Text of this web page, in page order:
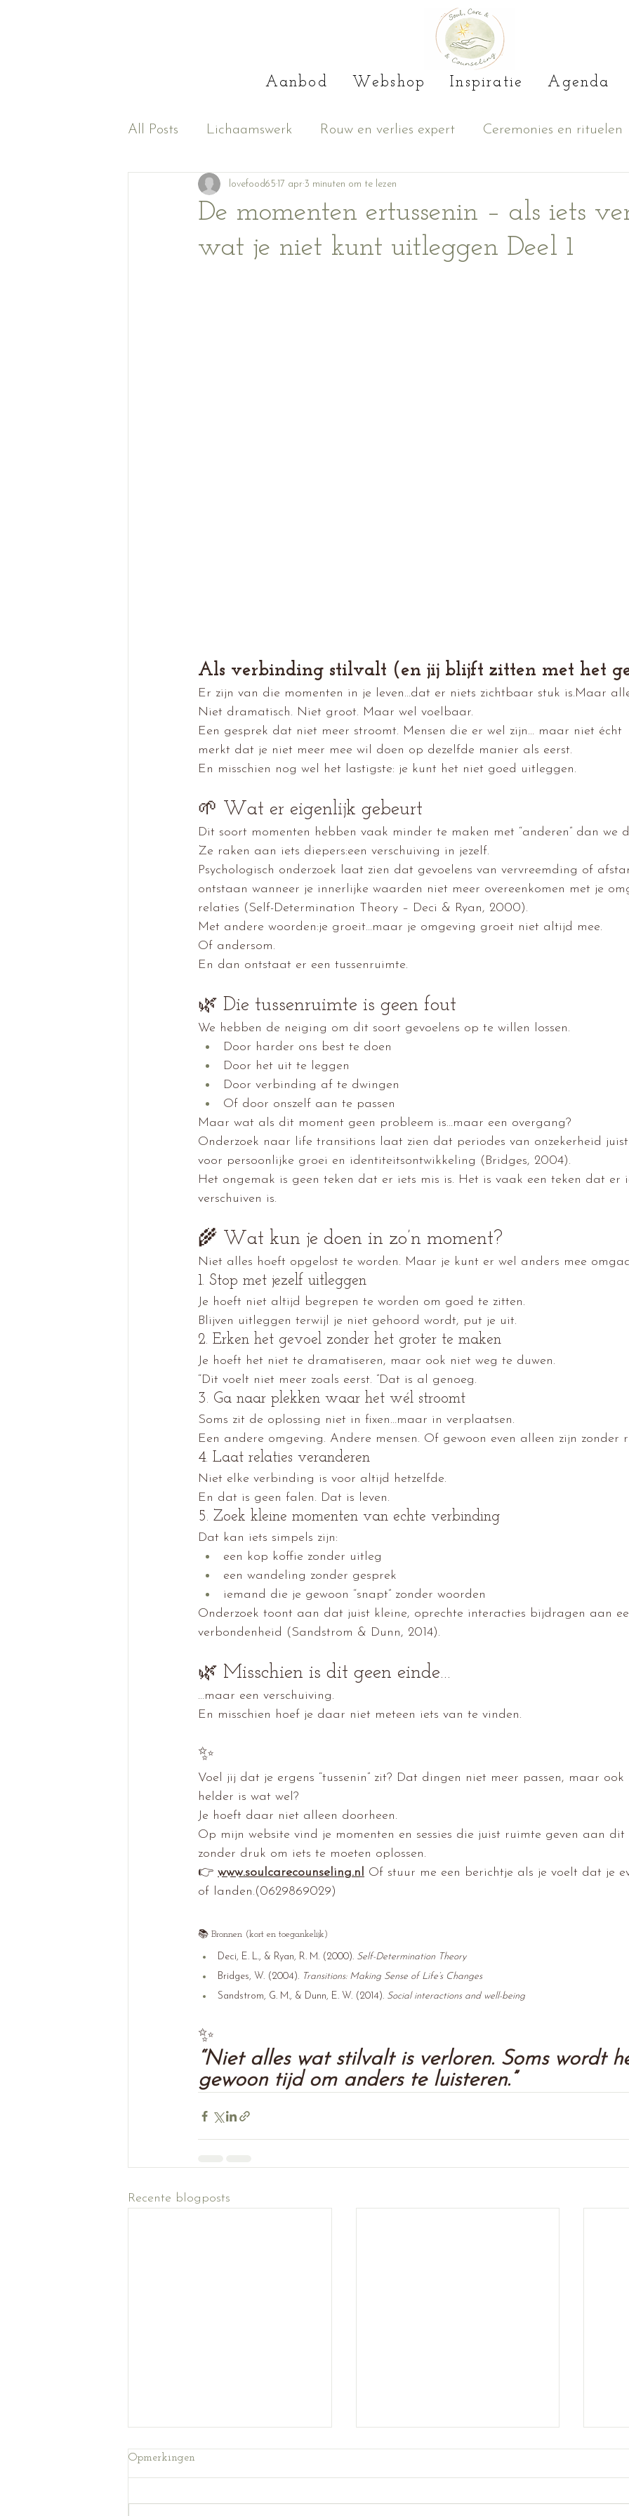
Aanbod Webshop Inspiratie Agenda
All Posts Lichaamswerk Rouw en verlies expert Ceremonies en rituelen
Kaartlegging Persoonlijke groei
De momenten ertussenin – als iets
wat je niet kunt uitleggen Deel 1
lovefood65 17 apr 3 minuten om te lezen
Als verbinding stilvalt (en jij blijft zitten met het
Er zijn van die momenten in je leven…dat er niets zichtbaar stuk is.Maar
Niet dramatisch. Niet groot. Maar wel voelbaar.
Een gesprek dat niet meer stroomt. Mensen die er wel zijn… maar niet écht
merkt dat je niet meer mee wil doen op dezelfde manier als eerst.
En misschien nog wel het lastigste: je kunt het niet goed uitleggen.
🌱 Wat er eigenlijk gebeurt
Dit soort momenten hebben vaak minder te maken met “anderen” dan we
Ze raken aan iets diepers:een verschuiving in jezelf.
Psychologisch onderzoek laat zien dat gevoelens van vervreemding of
ontstaan wanneer je innerlijke waarden niet meer overeenkomen met je
relaties (Self-Determination Theory – Deci & Ryan, 2000).
Met andere woorden:je groeit…maar je omgeving groeit niet altijd mee.
Of andersom.
En dan ontstaat er een tussenruimte.
🌿 Die tussenruimte is geen fout
We hebben de neiging om dit soort gevoelens op te willen lossen.
Door harder ons best te doen
Door het uit te leggen
Door verbinding af te dwingen
Of door onszelf aan te passen
Maar wat als dit moment geen probleem is…maar een overgang?
Onderzoek naar life transitions laat zien dat periodes van onzekerheid
voor persoonlijke groei en identiteitsontwikkeling (Bridges, 2004).
Het ongemak is geen teken dat er iets mis is. Het is vaak een teken dat er
verschuiven is.
🌾 Wat kun je doen in zo’n moment?
Niet alles hoeft opgelost te worden. Maar je kunt er wel anders mee
1. Stop met jezelf uitleggen
Je hoeft niet altijd begrepen te worden om goed te zitten.
Blijven uitleggen terwijl je niet gehoord wordt, put je uit.
2. Erken het gevoel zonder het groter te maken
Je hoeft het niet te dramatiseren, maar ook niet weg te duwen.
“Dit voelt niet meer zoals eerst. ”Dat is al genoeg.
3. Ga naar plekken waar het wél stroomt
Soms zit de oplossing niet in fixen…maar in verplaatsen.
Een andere omgeving. Andere mensen. Of gewoon even alleen zijn zonder
4. Laat relaties veranderen
Niet elke verbinding is voor altijd hetzelfde.
En dat is geen falen. Dat is leven.
5. Zoek kleine momenten van echte verbinding
Dat kan iets simpels zijn:
een kop koffie zonder uitleg
een wandeling zonder gesprek
iemand die je gewoon “snapt” zonder woorden
Onderzoek toont aan dat juist kleine, oprechte interacties bijdragen aan
verbondenheid (Sandstrom & Dunn, 2014).
🌿 Misschien is dit geen einde…
…maar een verschuiving.
En misschien hoef je daar niet meteen iets van te vinden.
✨
Voel jij dat je ergens “tussenin” zit? Dat dingen niet meer passen, maar
helder is wat wel?
Je hoeft daar niet alleen doorheen.
Op mijn website vind je momenten en sessies die juist ruimte geven aan dit
zonder druk om iets te moeten oplossen.
👉 www.soulcarecounseling.nl Of stuur me een berichtje als je voelt dat je
of landen.(0629869029)
📚 Bronnen (kort en toegankelijk)
Deci, E. L., & Ryan, R. M. (2000). Self-Determination Theory
Bridges, W. (2004). Transitions: Making Sense of Life’s Changes
Sandstrom, G. M., & Dunn, E. W. (2014). Social interactions and well-being
✨
“Niet alles wat stilvalt is verloren. Soms wordt
gewoon tijd om anders te luisteren.”
Recente blogposts
Opmerkingen